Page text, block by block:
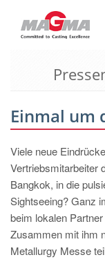
MAGMA
EN
MAGMA
EN
ES
MAGMA Asien-
Einmal um
Viele neue
Vertriebsmitarbeiter
Bangkok, in die
Sightseeing? Ganz
beim lokalen
Zusammen mit ihm
Metallurgy Messe